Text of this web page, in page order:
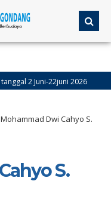
2 Juni-22juni 2026
Mohammad Dwi Cahyo S.
S.